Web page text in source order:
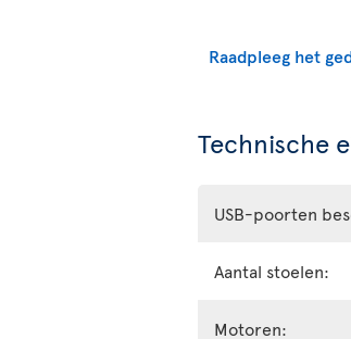
Raadpleeg het
Technische
USB-poorten
Aantal stoelen:
Motoren: